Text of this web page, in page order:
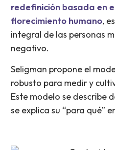
redefinición basada en
florecimiento humano,
integral de las personas
negativo.
Seligman propone el
robusto para medir y
Este modelo se describe
se explica su “para qué”